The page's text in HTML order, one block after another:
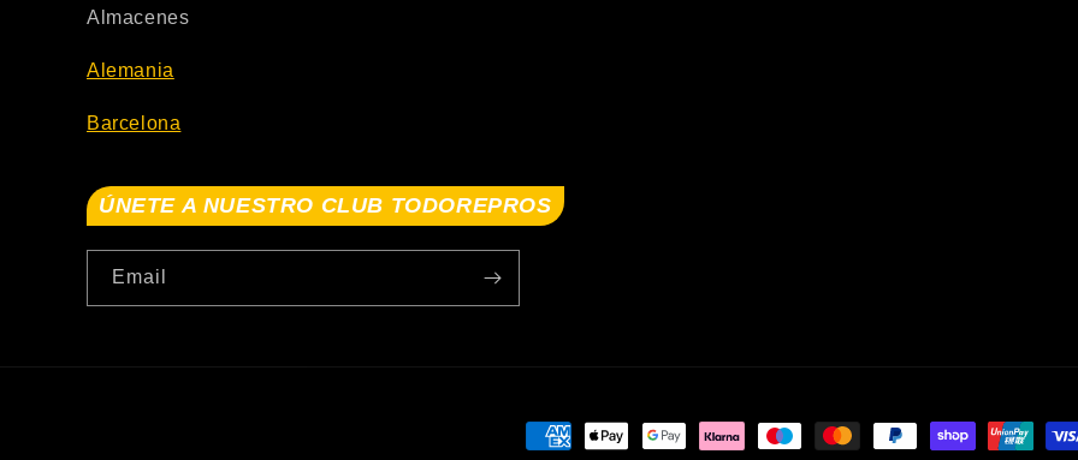
Almacenes
Alemania
Barcelona
ÚNETE A NUESTRO CLUB TODOREPROS
Email
Payment